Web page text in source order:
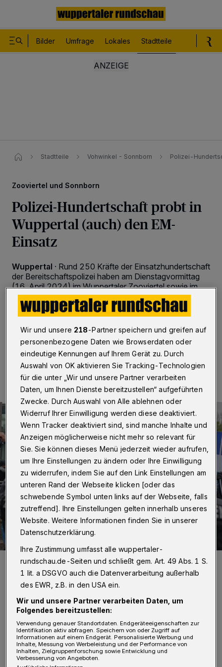
Bilder Umfrage Lokales Stadtteile
Stadtteile Vohwinkel - Sonnborn Polizei-
Zooviertel und Sonnborn
Polizei-Hundertschaft probt in
Wuppertal (auch) den EM-
Einsatz
Wuppertal · Rund 250 Kräfte der Einsatzhundertschaft
der Bereitschaftspolizei haben am Dienstagvormittag
(16. April 2024) im Wuppertaler Zooviertel sowie im
Stadion am Zoo den Umgang mit Fußballfans geübt –
auch mit Blick auf die Europameisterschaft im Sommer
in Deutschland.
16.04.2024 , 12:46 Uhr Eine Minute Lesezeit
Beamte simulierten die Fans.
Foto: Christoph Petersen
Von Jörn Koldehoff
abei wurden verschiedene Szenarien
Wir und unsere 218-Partner speichern und greifen auf
personenbezogene Daten wie Browserdaten oder
eindeutige Kennungen auf Ihrem Gerät zu. Durch
Auswahl von OK aktivieren Sie Tracking-Technologien
für die unter „Wir und unsere Partner verarbeiten
Daten, um Ihnen Dienste bereitzustellen“ aufgeführten
Zwecke. Durch Auswahl von Alle ablehnen oder
Widerruf Ihrer Einwilligung werden diese deaktiviert.
Wenn Tracker deaktiviert sind, sind manche Inhalte und
Anzeigen möglicherweise nicht mehr so relevant für
Sie. Sie können dieses Menü jederzeit wieder aufrufen,
um Ihre Einstellungen zu ändern oder Ihre Einwilligung
zu widerrufen, indem Sie auf den Link Einstellungen am
unteren Rand der Webseite klicken [oder das
schwebende Symbol unten links auf der Webseite, falls
zutreffend]. Ihre Einstellungen gelten innerhalb unseres
Website. Weitere Informationen finden Sie in unserer
Datenschutzerklärung.
Ihre Zustimmung umfasst alle wuppertaler-
rundschau.de-Seiten und schließt gem. Art. 49 Abs. 1 S.
1 lit. a DSGVO auch die Datenverarbeitung außerhalb
des EWR, z.B. in den USA ein.
Wir und unsere Partner verarbeiten Daten, um
Folgendes bereitzustellen:
Verwendung genauer Standortdaten. Endgeräteeigenschaften zur
Identifikation aktiv abfragen. Speichern von oder Zugriff auf
Informationen auf einem Endgerät. Personalisierte Werbung und
Inhalte, Messung von Werbeleistung und der Performance von
Inhalten, Zielgruppenforschung sowie Entwicklung und
Verbesserung von Angeboten.